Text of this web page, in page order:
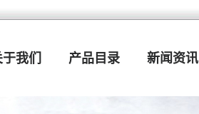
我们 产品目录 新闻资讯